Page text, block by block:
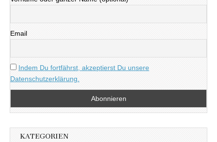
Email
Indem Du fortfährst, akzeptierst Du unsere
Datenschutzerklärung.
KATEGORIEN